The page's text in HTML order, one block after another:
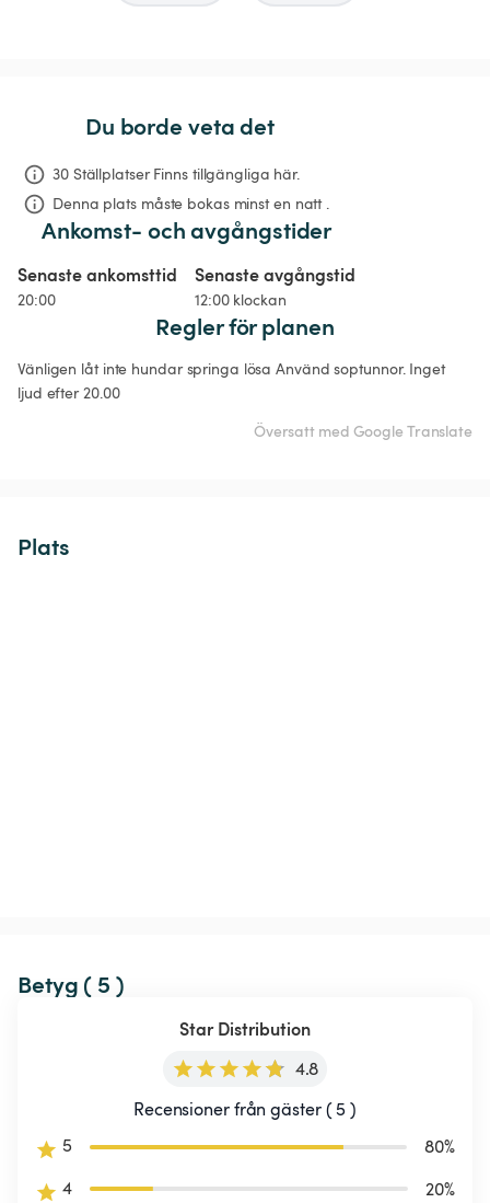
Du borde veta det
30 Ställplatser Finns tillgängliga här.
Denna plats måste bokas minst en natt .
Ankomst- och avgångstider
Senaste ankomsttid
20:00
Senaste avgångstid
12:00 klockan
Regler för planen
Vänligen låt inte hundar springa lösa Använd soptunnor. Inget
ljud efter 20.00
Översatt med Google Translate
Plats
Betyg ( 5 )
Star Distribution
4.8
Recensioner från gäster ( 5 )
5
80%
4
20%